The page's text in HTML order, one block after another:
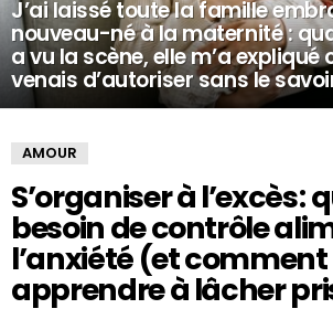
J’ai laissé toute la famille
nouveau-né à la maternité :
a vu la scène, elle m’a expliqué
venais d’autoriser sans le
AMOUR
S’organiser à l’excès :
besoin de contrôle
l’anxiété (et comment
apprendre à lâcher